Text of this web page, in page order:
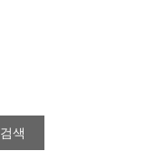
검색